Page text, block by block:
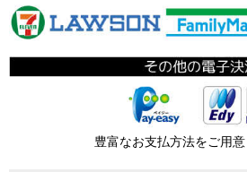
豊富なお支払方法をご用